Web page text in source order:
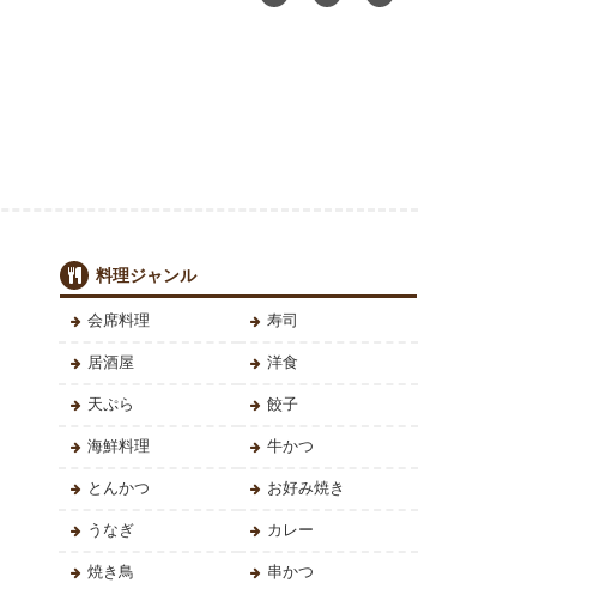
料理ジャンル
会席料理 寿司
居酒屋 洋食
天ぷら 餃子
海鮮料理 牛かつ
とんかつ お好み焼き
うなぎ カレー
焼き鳥 串かつ